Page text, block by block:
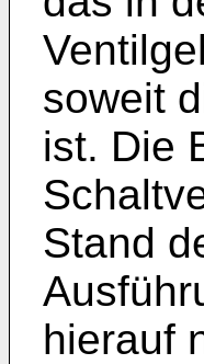
soweit
ist. Die
Stand
hierauf